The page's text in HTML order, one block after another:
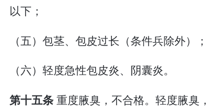
以下；
（五）包茎、包皮过长（条件兵除外）；
（六）轻度急性包皮炎、阴囊炎。
第十五条重度腋臭，不合格。轻度腋臭，